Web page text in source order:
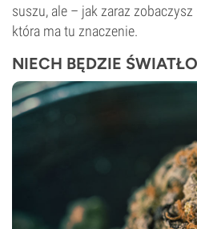
suszu, ale – jak zaraz
która ma tu znaczenie.
NIECH BĘDZIE